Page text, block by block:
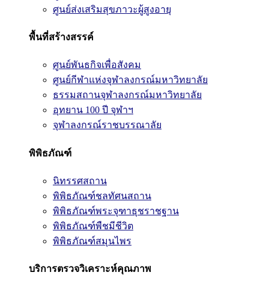
ศูนย์ส่งเสริมสุขภาวะผู้สูงอายุ
พื้นที่สร้างสรรค์
ศูนย์พันธกิจเพื่อสังคม
ศูนย์กีฬาแห่งจุฬาลงกรณ์มหาวิทยาลัย
ธรรมสถานจุฬาลงกรณ์มหาวิทยาลัย
อุทยาน 100 ปี จุฬาฯ
จุฬาลงกรณ์ราชบรรณาลัย
พิพิธภัณฑ์
นิทรรศสถาน
พิพิธภัณฑ์ชลทัศนสถาน
พิพิธภัณฑ์พระจุฑาธุชราชฐาน
พิพิธภัณฑ์พืชมีชีวิต
พิพิธภัณฑ์สมุนไพร
บริการตรวจวิเคราะห์คุณภาพ